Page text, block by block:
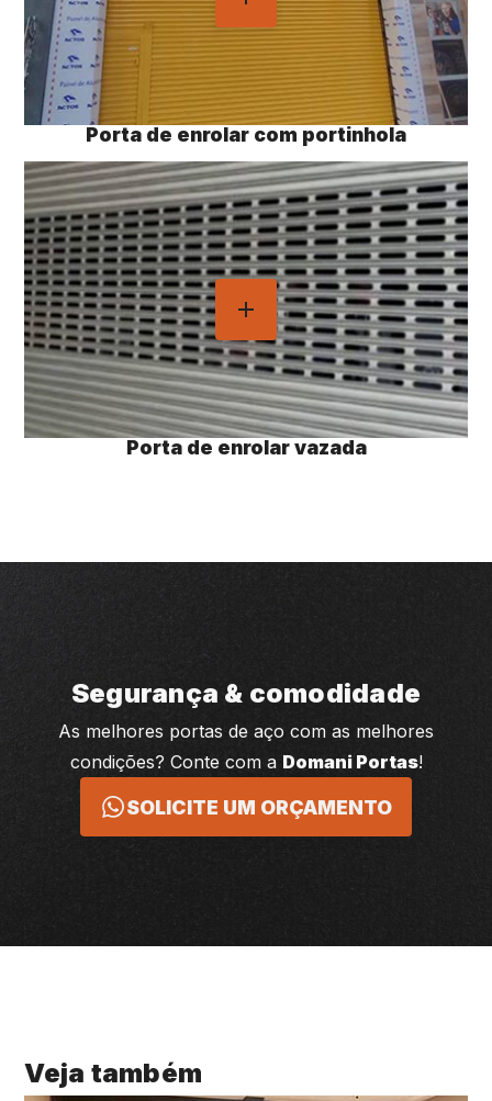
Porta de enrolar com portinhola
Porta de enrolar vazada
Segurança & comodidade
As melhores portas de aço com as melhores
condições? Conte com a Domani Portas!
SOLICITE UM ORÇAMENTO
Veja também